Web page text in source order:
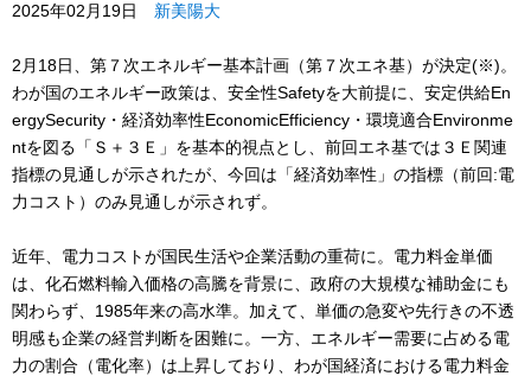
2025年02月19日 新美陽大
2月18日、第７次エネルギー基本計画（第７次エネ基）が決定(※)。
わが国のエネルギー政策は、安全性Safetyを大前提に、安定供給En
ergySecurity・経済効率性EconomicEfficiency・環境適合Environme
ntを図る「Ｓ＋３Ｅ」を基本的視点とし、前回エネ基では３Ｅ関連
指標の見通しが示されたが、今回は「経済効率性」の指標（前回:電
力コスト）のみ見通しが示されず。
近年、電力コストが国民生活や企業活動の重荷に。電力料金単価
は、化石燃料輸入価格の高騰を背景に、政府の大規模な補助金にも
関わらず、1985年来の高水準。加えて、単価の急変や先行きの不透
明感も企業の経営判断を困難に。一方、エネルギー需要に占める電
力の割合（電化率）は上昇しており、わが国経済における電力料金